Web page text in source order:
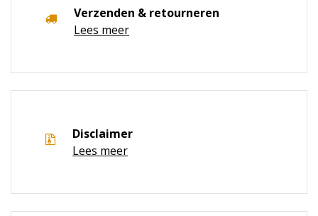
Verzenden & retourneren
Lees meer
Disclaimer
Lees meer